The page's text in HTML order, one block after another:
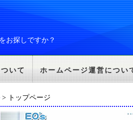
お探しですか？
いて ホームページ運営につい
> トップページ